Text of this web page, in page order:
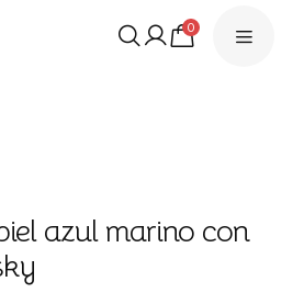
0
azul marino con